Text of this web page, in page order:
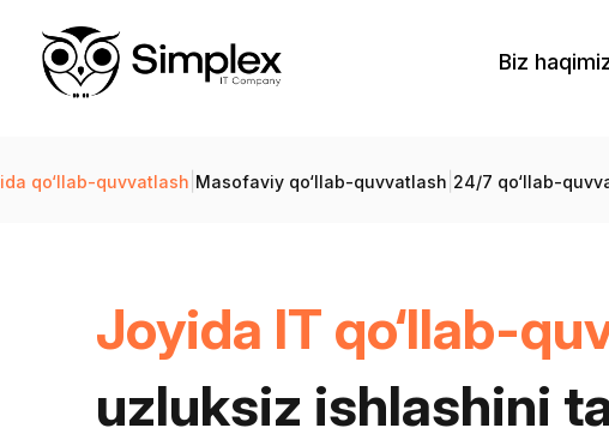
Biz
qo‘llab-quvvatlash Masofaviy qo‘llab-quvvatlash 24/7 qo‘llab-
Joyida IT qo‘llab-
uzluksiz ishlashini